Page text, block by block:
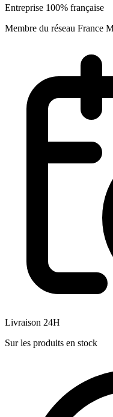
Entreprise 100% française
Membre du réseau France
Livraison 24H
Sur les produits en stock